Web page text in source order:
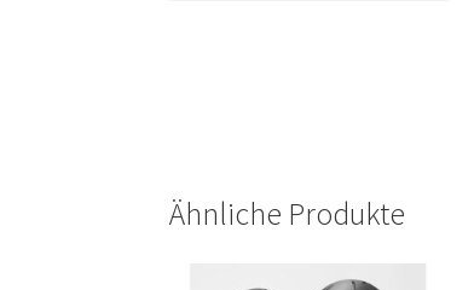
Ähnliche Produkte